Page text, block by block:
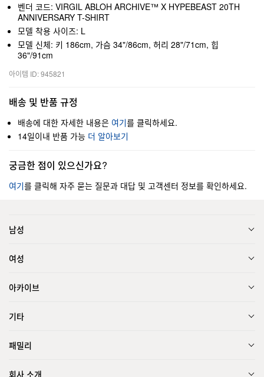
벤더 코드: VIRGIL ABLOH ARCHIVE™ X HYPEBEAST 20TH
ANNIVERSARY T-SHIRT
모델 착용 사이즈: L
모델 신체: 키 186cm, 가슴 34"/86cm, 허리 28"/71cm, 힙
36"/91cm
아이템 ID: 945821
배송 및 반품 규정
배송에 대한 자세한 내용은 여기를 클릭하세요.
14일이내 반품 가능 더 알아보기
궁금한 점이 있으신가요?
여기를 클릭해 자주 묻는 질문과 대답 및 고객센터 정보를 확인하세요.
남성
여성
아카이브
기타
패밀리
회사 소개